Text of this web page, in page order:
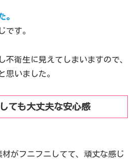
。
です。
不衛生に見えてしまいますので、
思いました。
ても大丈夫な安心感
材がフニフニしてて、頑丈な感じ